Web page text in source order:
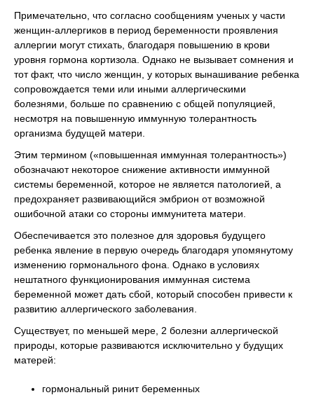
Примечательно, что согласно сообщениям ученых у части
женщин-аллергиков в период беременности проявления
аллергии могут стихать, благодаря повышению в крови
уровня гормона кортизола. Однако не вызывает сомнения и
тот факт, что число женщин, у которых вынашивание ребенка
сопровождается теми или иными аллергическими
болезнями, больше по сравнению с общей популяцией,
несмотря на повышенную иммунную толерантность
организма будущей матери.
Этим термином («повышенная иммунная толерантность»)
обозначают некоторое снижение активности иммунной
системы беременной, которое не является патологией, а
предохраняет развивающийся эмбрион от возможной
ошибочной атаки со стороны иммунитета матери.
Обеспечивается это полезное для здоровья будущего
ребенка явление в первую очередь благодаря упомянутому
изменению гормонального фона. Однако в условиях
нештатного функционирования иммунная система
беременной может дать сбой, который способен привести к
развитию аллергического заболевания.
Существует, по меньшей мере, 2 болезни аллергической
природы, которые развиваются исключительно у будущих
матерей:
гормональный ринит беременных